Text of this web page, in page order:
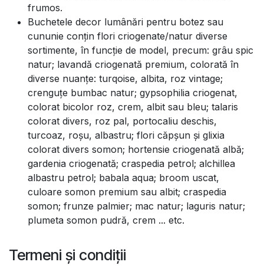
frumos.
Buchetele decor lumânări pentru botez sau
cununie conțin flori criogenate/natur diverse
sortimente, în funcție de model, precum: grâu spic
natur; lavandă criogenată premium, colorată în
diverse nuanțe: turqoise, albita, roz vintage;
crenguțe bumbac natur; gypsophilia criogenat,
colorat bicolor roz, crem, albit sau bleu; talaris
colorat divers, roz pal, portocaliu deschis,
turcoaz, roșu, albastru; flori căpșun și glixia
colorat divers somon; hortensie criogenată albă;
gardenia criogenată; craspedia petrol; alchillea
albastru petrol; babala aqua; broom uscat,
culoare somon premium sau albit; craspedia
somon; frunze palmier; mac natur; laguris natur;
plumeta somon pudră, crem ... etc.
Termeni și condiții